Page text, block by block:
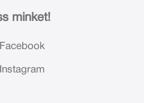
minket!
Facebook
Instagram